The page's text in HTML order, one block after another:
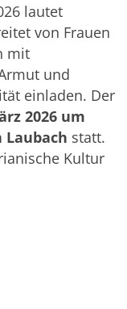
lautet
von Frauen
mit
und
einladen. Der
2026 um
Laubach statt.
Kultur